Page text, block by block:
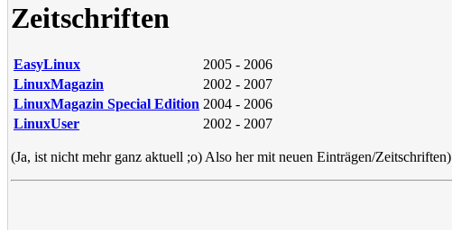
Zeitschriften
EasyLinux
2005 - 2006
LinuxMagazin
2002 - 2007
LinuxMagazin Special Edition 2004 - 2006
LinuxUser
2002 - 2007
(Ja, ist nicht mehr ganz aktuell ;o) Also her mit neuen Einträgen/Zeitschriften)